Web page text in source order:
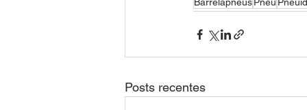
Barrelapneus Pneu
Posts recentes